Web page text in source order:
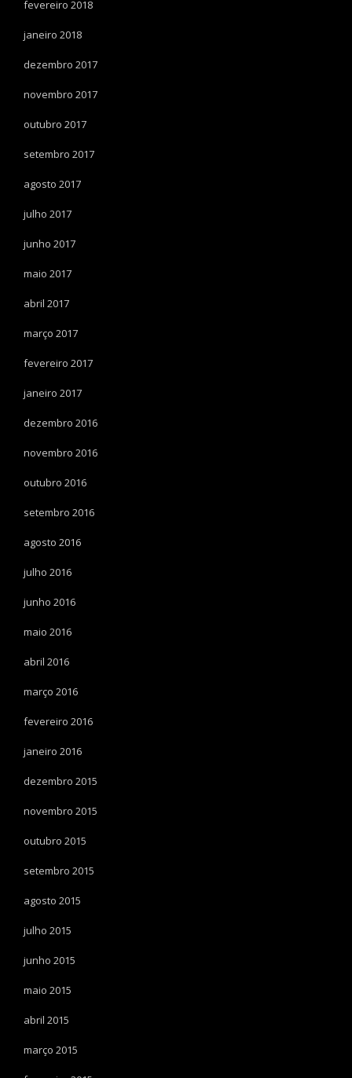
fevereiro 2018
janeiro 2018
dezembro 2017
novembro 2017
outubro 2017
setembro 2017
agosto 2017
julho 2017
junho 2017
maio 2017
abril 2017
março 2017
fevereiro 2017
janeiro 2017
dezembro 2016
novembro 2016
outubro 2016
setembro 2016
agosto 2016
julho 2016
junho 2016
maio 2016
abril 2016
março 2016
fevereiro 2016
janeiro 2016
dezembro 2015
novembro 2015
outubro 2015
setembro 2015
agosto 2015
julho 2015
junho 2015
maio 2015
abril 2015
março 2015